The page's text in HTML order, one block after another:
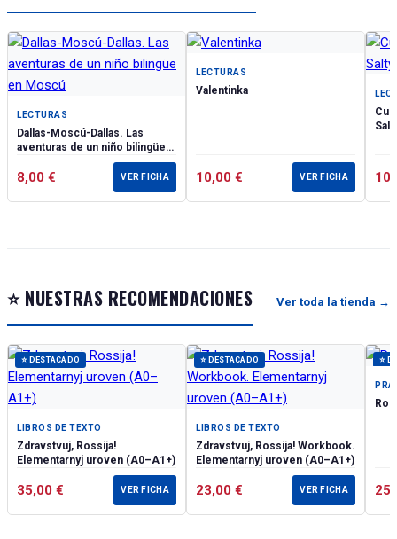
LECTURAS
Dallas-Moscú-Dallas. Las
aventuras de un niño bilingüe
8,00 € VER FICHA
LECTURAS
Valentinka
10,00 € VER FICHA
⭐ NUESTRAS RECOMENDACIONES Ver toda la tienda →
⭐ DESTACADO
LIBROS DE TEXTO
Zdravstvuj, Rossija!
Elementarnyj uroven (А0–А1+)
35,00 € VER FICHA
⭐ DESTACADO
LIBROS DE TEXTO
Zdravstvuj, Rossija! Workbook.
Elementarnyj uroven (А0–А1+)
23,00 € VER FICHA
⭐